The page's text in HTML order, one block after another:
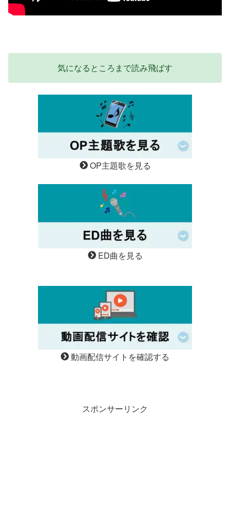
気になるところまで読み飛ばす
OP主題歌を見る
ED曲を見る
動画配信サイトを確認する
スポンサーリンク